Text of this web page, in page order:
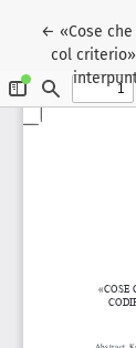
← Wróć do
«Cose
col